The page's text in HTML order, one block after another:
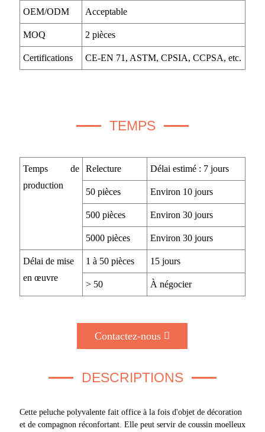
OEM/ODM Acceptable
MOQ 2 pièces
Certifications CE-EN 71, ASTM, CPSIA, CCPSA, etc.
TEMPS
Temps de
production
Relecture Délai estimé : 7 jours
50 pièces Environ 10 jours
500 pièces Environ 30 jours
5000 pièces Environ 30 jours
Délai de mise
en œuvre
1 à 50 pièces 15 jours
> 50 À négocier
Contactez-nous
DESCRIPTIONS
Cette peluche polyvalente fait office à la fois d'objet de décoration
et de compagnon réconfortant. Elle peut servir de coussin moelleux